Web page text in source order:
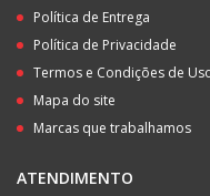
Política de Entrega
Política de Privacidade
Termos e Condições de
Mapa do site
Marcas que trabalhamos
ATENDIMENTO